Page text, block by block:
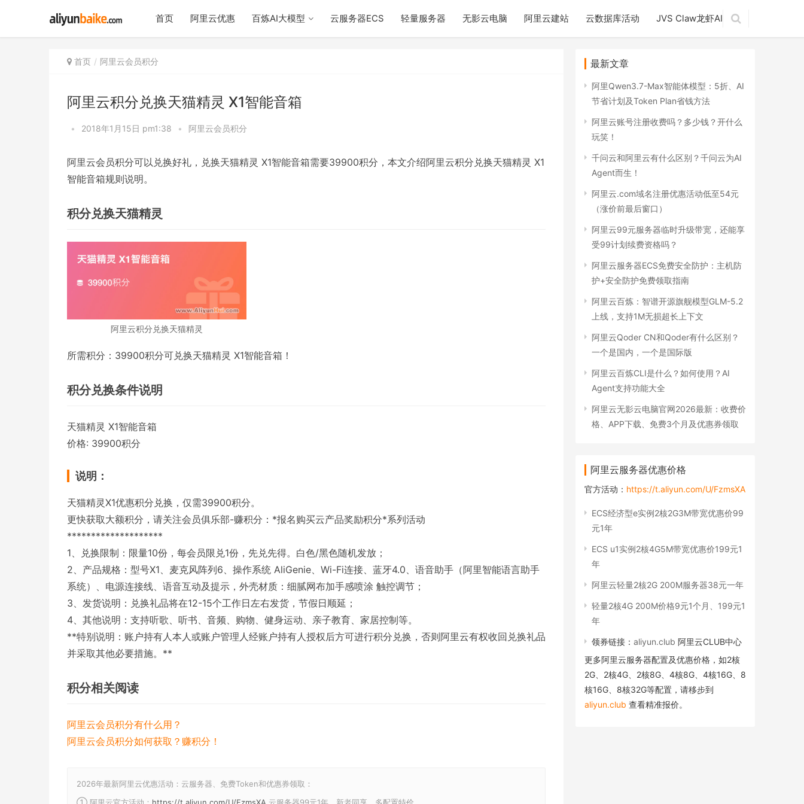
首页 阿里云优惠 百炼AI大模型 云服务器ECS 轻量服务器 无影云电脑 阿里云建站 云数据库活动 JVS Claw龙虾AI
首页 阿里云会员积分
阿里云积分兑换天猫精灵 X1智能音箱
• 2018年1月15日 pm1:38 • 阿里云会员积分
阿里云会员积分可以兑换好礼，兑换天猫精灵 X1智能音箱需要39900积分，本文介绍阿里云积分兑换天猫精灵 X1
智能音箱规则说明。
积分兑换天猫精灵
阿里云积分兑换天猫精灵
所需积分：39900积分可兑换天猫精灵 X1智能音箱！
积分兑换条件说明
天猫精灵 X1智能音箱
价格: 39900积分
说明：
天猫精灵X1优惠积分兑换，仅需39900积分。
更快获取大额积分，请关注会员俱乐部-赚积分：*报名购买云产品奖励积分*系列活动
********************
1、兑换限制：限量10份，每会员限兑1份，先兑先得。白色/黑色随机发放；
2、产品规格：型号X1、麦克风阵列6、操作系统 AliGenie、Wi-Fi连接、蓝牙4.0、语音助手（阿里智能语言助手
系统）、电源连接线、语音互动及提示，外壳材质：细腻网布加手感喷涂 触控调节；
3、发货说明：兑换礼品将在12-15个工作日左右发货，节假日顺延；
4、其他说明：支持听歌、听书、音频、购物、健身运动、亲子教育、家居控制等。
**特别说明：账户持有人本人或账户管理人经账户持有人授权后方可进行积分兑换，否则阿里云有权收回兑换礼品
并采取其他必要措施。**
积分相关阅读
阿里云会员积分有什么用？
阿里云会员积分如何获取？赚积分！
2026年最新阿里云优惠活动：云服务器、免费Token和优惠券领取：
最新文章
阿里Qwen3.7-Max智能体模型：5折、AI
节省计划及Token Plan省钱方法
阿里云账号注册收费吗？多少钱？开什么
玩笑！
千问云和阿里云有什么区别？千问云为AI
Agent而生！
阿里云.com域名注册优惠活动低至54元
（涨价前最后窗口）
阿里云99元服务器临时升级带宽，还能享
受99计划续费资格吗？
阿里云服务器ECS免费安全防护：主机防
护+安全防护免费领取指南
阿里云百炼：智谱开源旗舰模型GLM-5.2
上线，支持1M无损超长上下文
阿里云Qoder CN和Qoder有什么区别？
一个是国内，一个是国际版
阿里云百炼CLI是什么？如何使用？AI
Agent支持功能大全
阿里云无影云电脑官网2026最新：收费价
格、APP下载、免费3个月及优惠券领取
阿里云服务器优惠价格
官方活动： https://t.aliyun.com/U/FzmsXA
ECS经济型e实例2核2G3M带宽优惠价99
元1年
ECS u1实例2核4G5M带宽优惠价199元1
年
阿里云轻量2核2G 200M服务器38元一年
轻量2核4G 200M价格9元1个月、199元1
年
领券链接： aliyun.club 阿里云CLUB中心
更多阿里云服务器配置及优惠价格，如2核
2G、2核4G、2核8G、4核8G、4核16G、8
核16G、8核32G等配置，请移步到
aliyun.club 查看精准报价。